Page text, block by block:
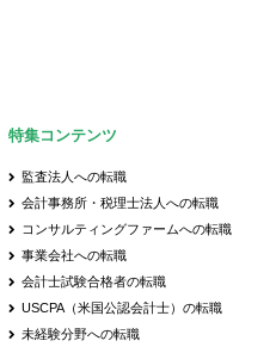
特集コンテンツ
監査法人への転職
会計事務所・税理士法人への転職
コンサルティングファームへの転職
事業会社への転職
会計士試験合格者の転職
USCPA（米国公認会計士）の転職
未経験分野への転職